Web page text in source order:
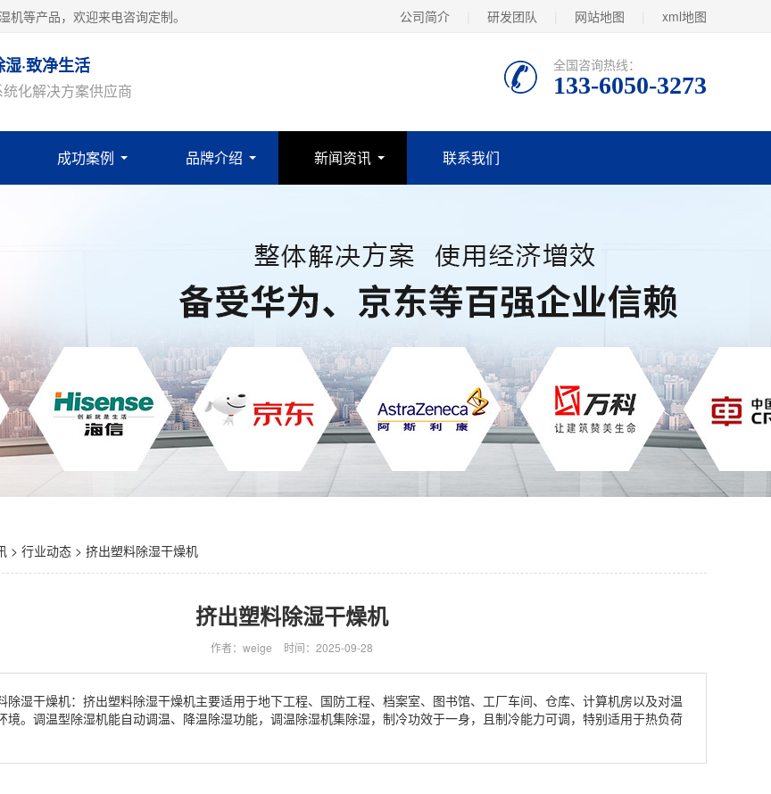
等产品，欢迎来电咨询定制。 公司简介 研发团队 网站地图 xml地图
·致净生活
化解决方案供应商
全国咨询热线：
133-6050-3273
成功案例 品牌介绍 新闻资讯 联系我们
> 行业动态 > 挤出塑料除湿干燥机
挤出塑料除湿干燥机
作者：weige 时间：2025-09-28
除湿干燥机：挤出塑料除湿干燥机主要适用于地下工程、国防工程、档案室、图书馆、工厂车间、仓库、计算机房以及对温
境。调温型除湿机能自动调温、降温除湿功能，调温除湿机集除湿，制冷功效于一身，且制冷能力可调，特别适用于热负荷